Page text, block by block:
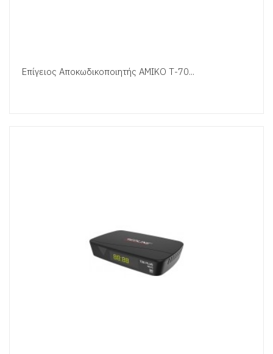
Επίγειος Αποκωδικοποιητής ΑΜΙΚΟ Τ-70...